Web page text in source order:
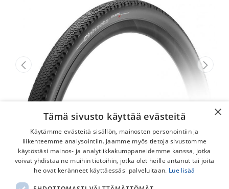
×
Tämä sivusto käyttää evästeitä
Käytämme evästeitä sisällön, mainosten personointiin ja
liikenteemme analysointiin. Jaamme myös tietoja sivustomme
käytöstäsi mainos- ja analytiikkakumppaneidemme kanssa, jotka
voivat yhdistää ne muihin tietoihin, jotka olet heille antanut tai joita
he ovat keränneet käyttäessäsi palveluitaan. Lue lisää